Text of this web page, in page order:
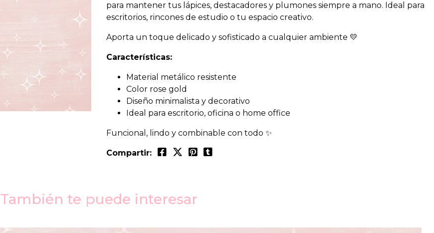
para mantener tus lápices, destacadores y plumones siempre a mano. Ideal para
escritorios, rincones de estudio o tu espacio creativo.
Aporta un toque delicado y sofisticado a cualquier ambiente 💛
Características:
Material metálico resistente
Color rose gold
Diseño minimalista y decorativo
Ideal para escritorio, oficina o home office
Funcional, lindo y combinable con todo ✨
Compartir:
También te puede interesar